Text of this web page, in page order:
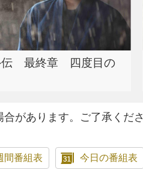
伝 最終章 四度目の
があります。ご了承くださ
間番組表 今日の番組表